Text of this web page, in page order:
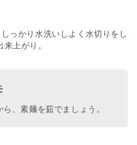
っかり水洗いしよく水切りをし
上がり。
、素麺を茹でましょう。